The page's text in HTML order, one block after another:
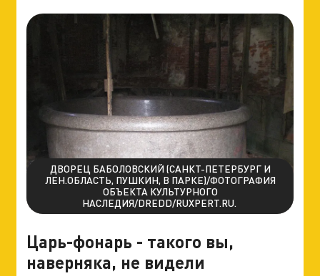
ДВОРЕЦ БАБОЛОВСКИЙ (САНКТ-ПЕТЕРБУРГ И
ЛЕН.ОБЛАСТЬ, ПУШКИН, В ПАРКЕ)/ФОТОГРАФИЯ
ОБЪЕКТА КУЛЬТУРНОГО
НАСЛЕДИЯ/DREDD/RUXPERT.RU.
Царь-фонарь - такого вы,
наверняка, не видели